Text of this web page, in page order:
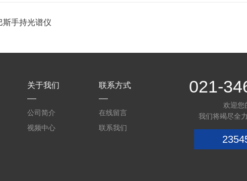
斯手持光谱仪
关于我们
公司简介
视频中心
联系方式
在线留言
联系我们
021-
欢迎您
我们将竭尽全